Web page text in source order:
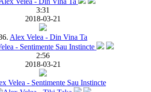
3:31
2018-03-21
Alex Velea - Din Vina Ta
2:56
2018-03-21
Velea - Sentimente Sau Instincte